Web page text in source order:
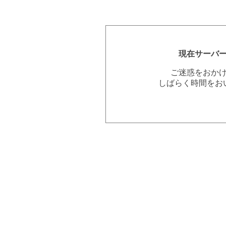
現在サーバ
ご迷惑をおか
しばらく時間を